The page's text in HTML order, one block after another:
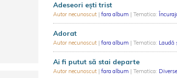
Adeseori eşti trist
Autor necunoscut | fara album | Tematica:
Adorat
Autor necunoscut | fara album | Tematica: Laudă
Ai fi putut să stai departe
Autor necunoscut | fara album | Tematica: Diverse